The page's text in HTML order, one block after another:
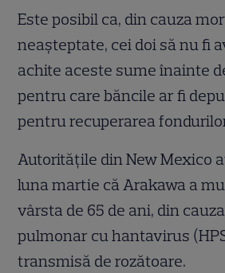
Este posibil ca, din cauza
neașteptate, cei doi să nu fi
achite aceste sume înainte
pentru care băncile ar fi
pentru recuperarea
Autoritățile din New Mexico
luna martie că Arakawa a
vârsta de 65 de ani, din
pulmonar cu hantavirus
transmisă de rozătoare.